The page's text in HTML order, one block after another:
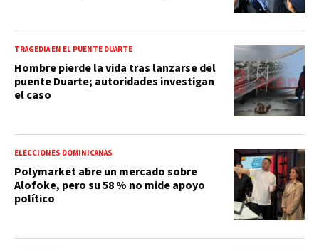
TRAGEDIA EN EL PUENTE DUARTE
Hombre pierde la vida tras lanzarse del
puente Duarte; autoridades investigan
el caso
ELECCIONES DOMINICANAS
Polymarket abre un mercado sobre
Alofoke, pero su 58 % no mide apoyo
político